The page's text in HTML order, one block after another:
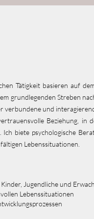
Tätigkeit basieren auf
grundlegenden Streben
verbundene und
Beziehung,
Ich biete psychologische
Lebenssituationen.
Jugendliche und
Lebenssituationen​